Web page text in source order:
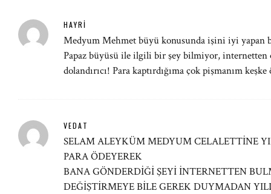
HAYRI
Medyum Mehmet büyü konusunda işini iyi yapan
Papaz büyüsü ile ilgili bir şey bilmiyor,
dolandırıcı! Para kaptırdığıma çok pişmanım
VEDAT
SELAM ALEYKÜM MEDYUM CELALETTİNE
PARA ÖDEYEREK
BANA GÖNDERDİĞİ ŞEYİ İNTERNETTEN
DEĞİŞTİRMEYE BİLE GEREK DUYMADAN